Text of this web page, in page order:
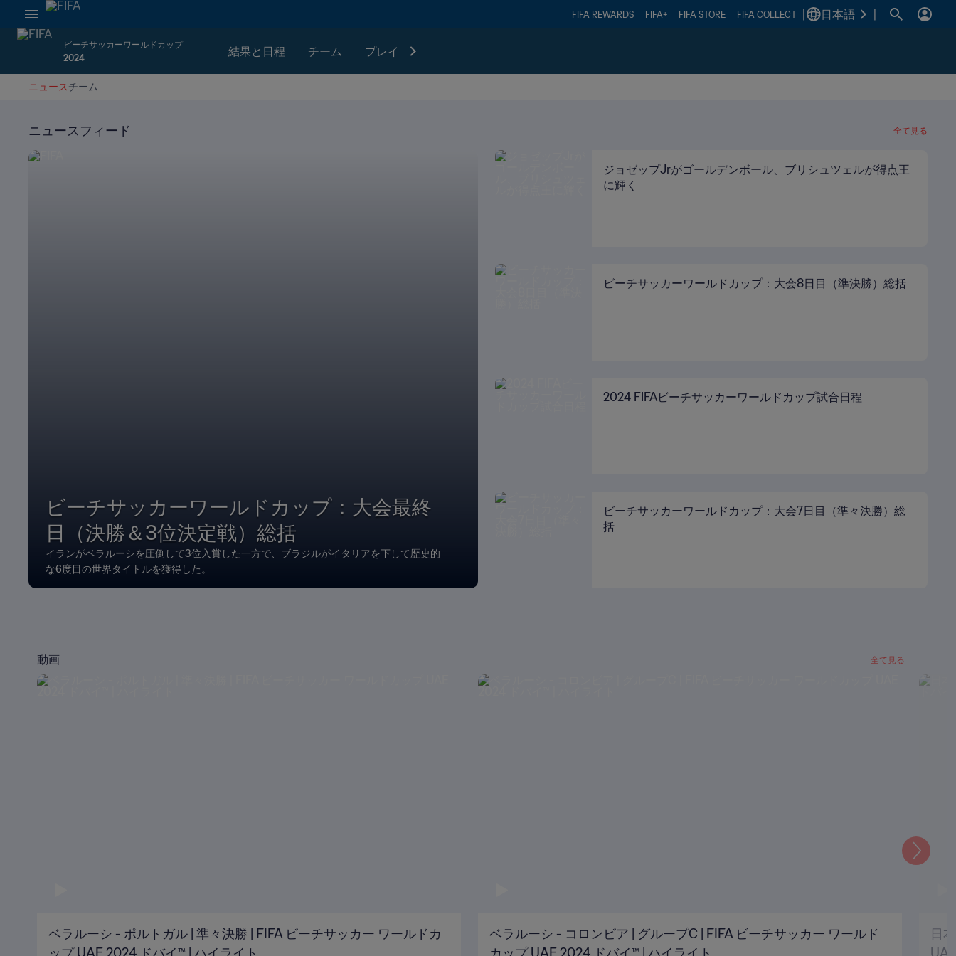
FIFA REWARDS FIFA+ FIFA STORE FIFA COLLECT 日本語
ビーチサッカーワールドカップ
2024
結果と日程 チーム プレイ
ニュースチーム
ニュースフィード 全て見る
ビーチサッカーワールドカップ：大会最終
日（決勝＆3位決定戦）総括
イランがベラルーシを圧倒して3位入賞した一方で、ブラジルがイタリアを下して歴史的
な6度目の世界タイトルを獲得した。
ジョゼップJrがゴールデンボール、ブリシュツェルが得点王
に輝く
ビーチサッカーワールドカップ：大会8日目（準決勝）総括
2024 FIFAビーチサッカーワールドカップ試合日程
ビーチサッカーワールドカップ：大会7日目（準々決勝）総
括
動画 全て見る
ベラルーシ - ポルトガル | 準々決勝 | FIFA ビーチサッカー ワールドカ
ベラルーシ - コロンビア | グループC | FIFA ビーチサッカー ワールド
日
次